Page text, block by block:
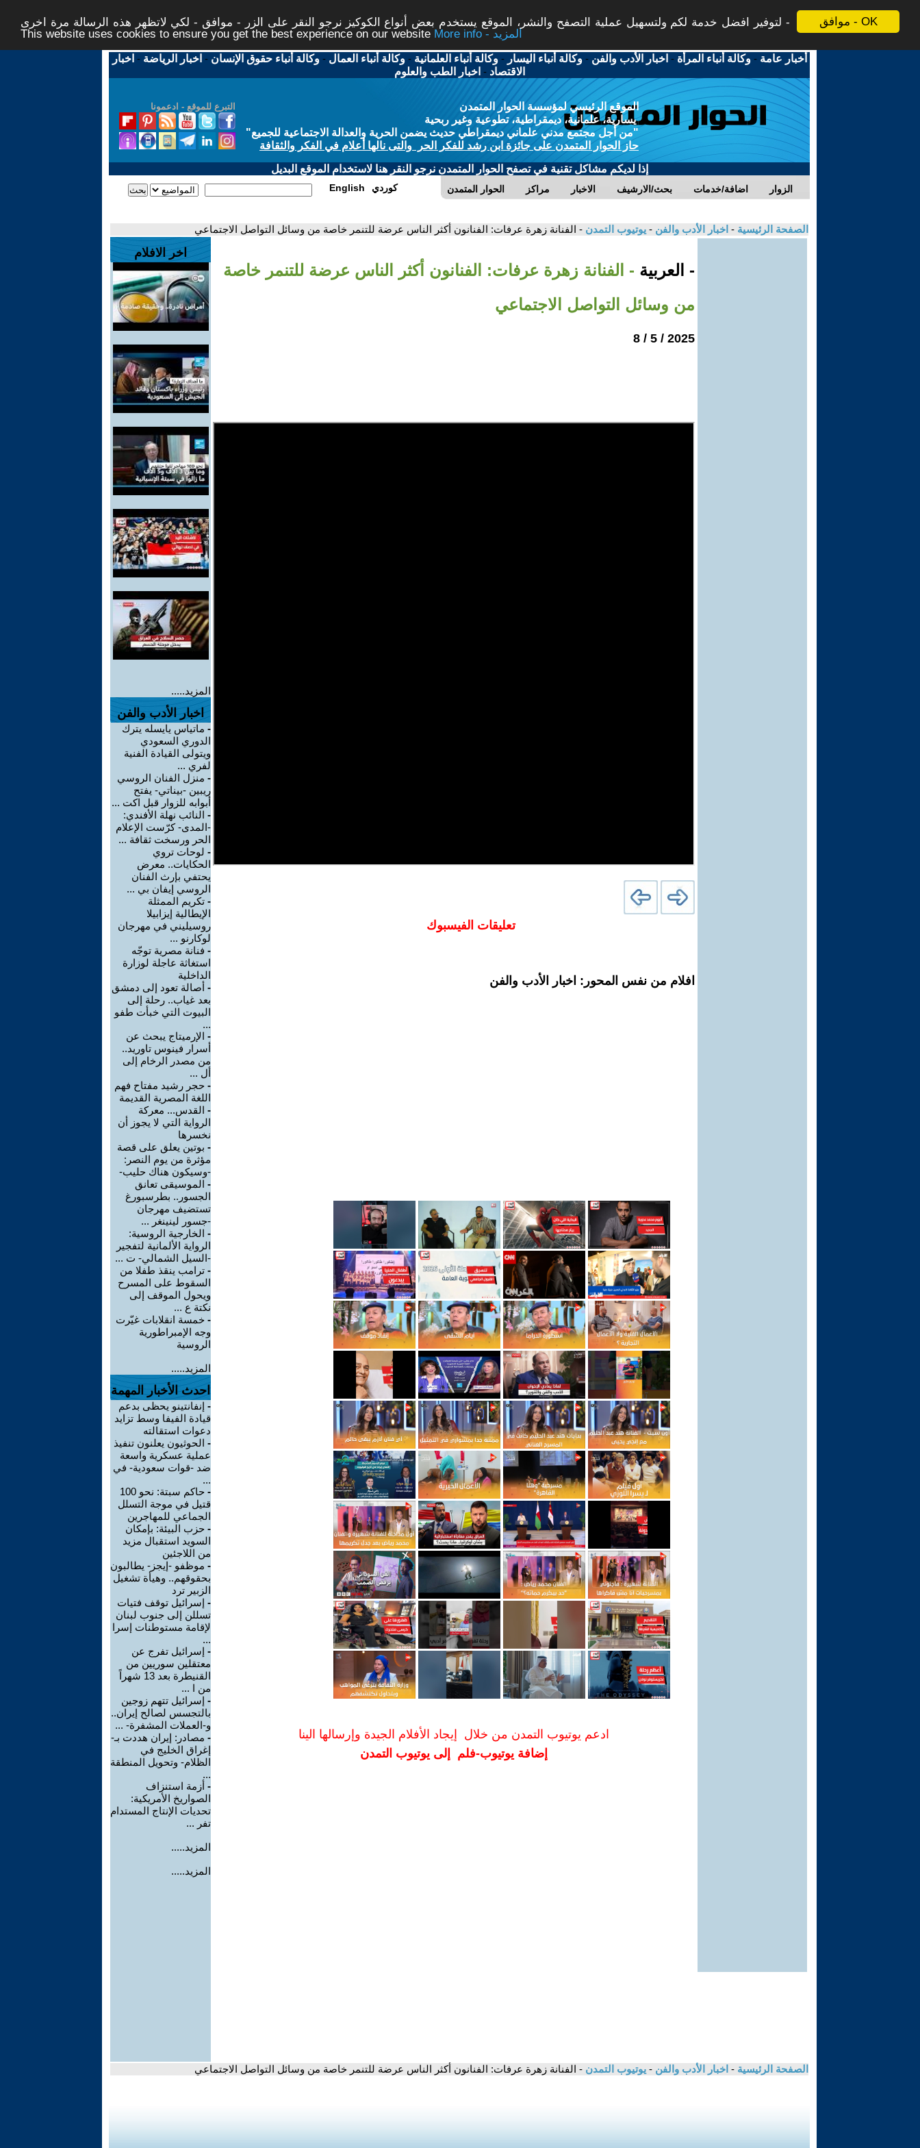
موافق - OK
لتوفير افضل خدمة لكم ولتسهيل عملية التصفح والنشر، الموقع يستخدم بعض أنواع الكوكيز نرجو النقر على الزر - موافق - لكي لاتظهر هذه الرسالة مرة اخرى -
This website uses cookies to ensure you get the best experience on our website
More info - المزيد
أخبار عامة -وكالة أنباء المرأة - اخبار الأدب والفن -وكالة أنباء اليسار -وكالة أنباء العلمانية -وكالة أنباء العمال -وكالة أنباء حقوق الإنسان - اخبار الرياضة - اخبار
الاقتصاد - اخبار الطب والعلوم
التبرع للموقع - ادعمونا
الموقع الرئيسي لمؤسسة الحوار المتمدن
يسارية، علمانية، ديمقراطية، تطوعية وغير ربحية
"من أجل مجتمع مدني علماني ديمقراطي حديث يضمن الحرية والعدالة الاجتماعية للجميع"
حاز الحوار المتمدن على جائزة ابن رشد للفكر الحر والتى نالها أعلام في الفكر والثقافة
إذا لديكم مشاكل تقنية في تصفح الحوار المتمدن نرجو النقر هنا لاستخدام الموقع البديل
الحوار المتمدن مراكز الاخبار بحث/الارشيف اضافة/خدمات الزوار English كوردي
الصفحة الرئيسية - اخبار الأدب والفن - يوتيوب التمدن - الفنانة زهرة عرفات: الفنانون أكثر الناس عرضة للتنمر خاصة من وسائل التواصل الاجتماعي
- العربية - الفنانة زهرة عرفات: الفنانون أكثر الناس عرضة للتنمر خاصة
من وسائل التواصل الاجتماعي
2025 / 5 / 8
تعليقات الفيسبوك
افلام من نفس المحور: اخبار الأدب والفن
ادعم يوتيوب التمدن من خلال إيجاد الأفلام الجيدة وإرسالها الينا
إضافة يوتيوب-فلم إلى يوتيوب التمدن
اخر الافلام
المزيد.....
اخبار الأدب والفن
- ماتياس يايسله يترك
الدوري السعودي
ويتولى القيادة الفنية
لفري ...
- منزل الفنان الروسي
ريبين -بيناتي- يفتح
أبوابه للزوار قبل اكت ...
- النائب نهلة الأفندي:
-المدى- كرّست الإعلام
الحر ورسخت ثقافة ...
- لوحات تروي
الحكايات.. معرض
يحتفي بإرث الفنان
الروسي إيفان بي ...
- تكريم الممثلة
الإيطالية إيزابيلا
روسيليني في مهرجان
لوكارنو ...
- فنانة مصرية توجّه
استغاثة عاجلة لوزارة
الداخلية
- أصالة تعود إلى دمشق
بعد غياب.. رحلة إلى
البيوت التي خبأت طفو
...
- الإرميتاج يبحث عن
أسرار فينوس تاوريد..
من مصدر الرخام إلى
أل ...
- حجر رشيد مفتاح فهم
اللغة المصرية القديمة
- القدس... معركة
الرواية التي لا يجوز أن
نخسرها
- بوتين يعلق على قصة
مؤثرة من يوم النصر:
-وسيكون هناك حليب-
- الموسيقى تعانق
الجسور.. بطرسبورغ
تستضيف مهرجان
-جسور لينينغر ...
- الخارجية الروسية:
الرواية الألمانية لتفجير
-السيل الشمالي- ت ...
- ترامب ينقذ طفلا من
السقوط على المسرح
ويحول الموقف إلى
نكتة ع ...
- خمسة انقلابات غيّرت
وجه الإمبراطورية
الروسية
المزيد.....
احدث الأخبار المهمة
- إنفانتينو يحظى بدعم
قيادة الفيفا وسط تزايد
دعوات استقالته
- الحوثيون يعلنون تنفيذ
عملية عسكرية واسعة
ضد -قوات سعودية- في
...
-
حاكم سبتة: نحو 100
قتيل في موجة التسلل
الجماعي للمهاجرين
- حزب البيئة: بإمكان
السويد استقبال مزيد
من اللاجئين
- موظفو -إيجز- يطالبون
بحقوقهم.. وهيأة تشغيل
الزبير ترد
- إسرائيل توقف فتيات
تسللن إلى جنوب لبنان
لإقامة مستوطنات إسرا
...
- إسرائيل تفرج عن
معتقلين سوريين من
القنيطرة بعد 13 شهراً
من ا ...
- إسرائيل تتهم زوجين
بالتجسس لصالح إيران..
و-العملات المشفرة- ...
- مصادر: إيران هددت بـ-
إغراق الخليج في
الظلام- وتحويل المنطقة
...
- أزمة استنزاف
الصواريخ الأمريكية:
تحديات الإنتاج المستدام
تفر ...
المزيد.....
المزيد.....
الصفحة الرئيسية - اخبار الأدب والفن - يوتيوب التمدن - الفنانة زهرة عرفات: الفنانون أكثر الناس عرضة للتنمر خاصة من وسائل التواصل الاجتماعي